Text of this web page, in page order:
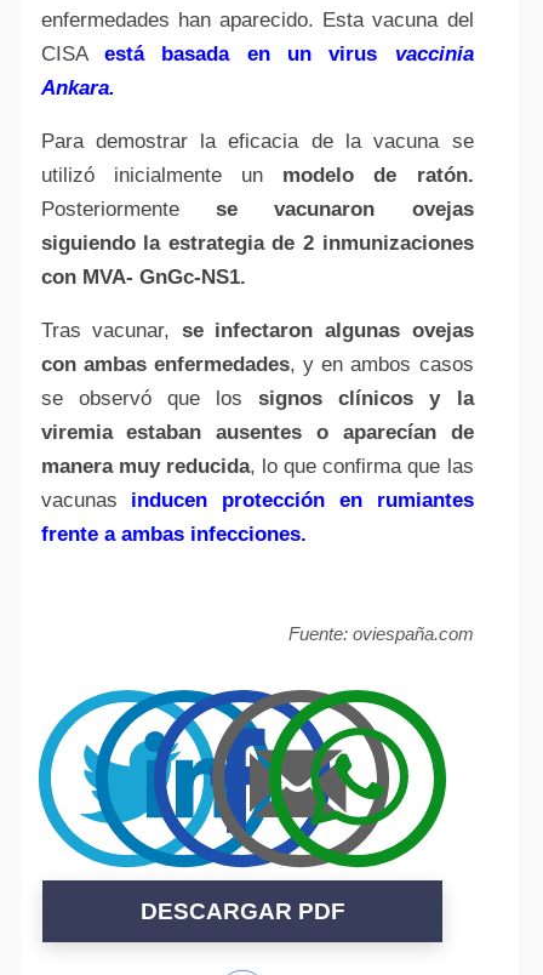
enfermedades han aparecido. Esta vacuna del
CISA está basada en un virus vaccinia
Ankara.
Para demostrar la eficacia de la vacuna se
utilizó inicialmente un modelo de ratón.
Posteriormente se vacunaron ovejas
siguiendo la estrategia de 2 inmunizaciones
con MVA- GnGc-NS1.
Tras vacunar, se infectaron algunas ovejas
con ambas enfermedades, y en ambos casos
se observó que lossignos clínicos y la
viremia estaban ausentes o aparecían de
manera muy reducida, lo que confirma que las
vacunas inducen protección en rumiantes
frente a ambas infecciones.
Fuente: oviespaña.com
DESCARGAR PDF